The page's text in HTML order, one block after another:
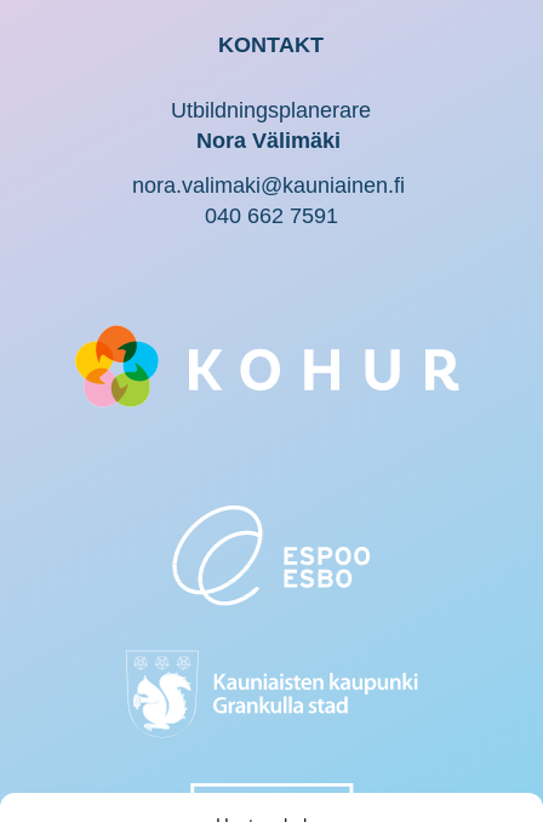
KONTAKT
Utbildningsplanerare
Nora Välimäki
nora.valimaki@kauniainen.fi
040 662 7591